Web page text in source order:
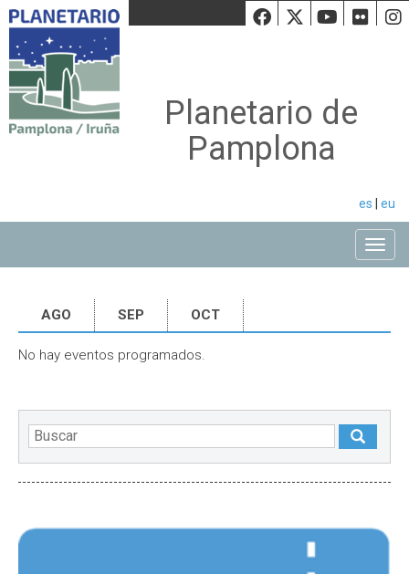
Facebook
Twiiter
Planetario de
Pamplona
es eu
AGO SEP OCT
No hay eventos programados.